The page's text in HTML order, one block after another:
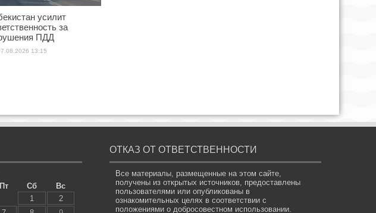
усилит
за
ПДД
13:15
Пт Сб
Вс
1
2
ОТКАЗ ОТ ОТВЕТСТВЕННОСТИ
Все материалы, размещенные на этом сайте,
получены из открытых источников, предоставлены
пользователями или опубликованы в
ознакомительных целях в соответствии с
положениями о добросовестном использовании.